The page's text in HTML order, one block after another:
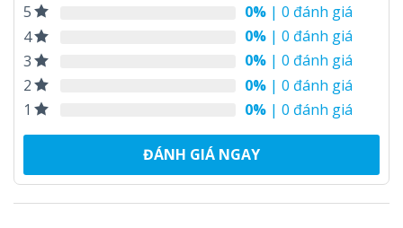
5 0% | 0 đánh giá
4
0% | 0 đánh giá
3
0% | 0 đánh giá
2
0% | 0 đánh giá
1
0% | 0 đánh giá
ĐÁNH GIÁ NGAY